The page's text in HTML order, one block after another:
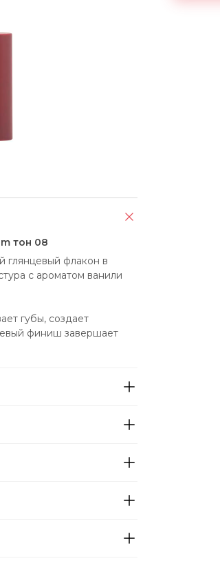
тон 08
глянцевый флакон в
с ароматом ванили
губы, создает
финиш завершает